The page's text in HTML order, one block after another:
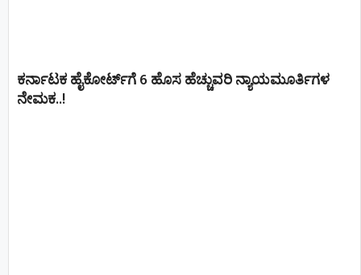
ಕರ್ನಾಟಕ ಹೈಕೋರ್ಟ್‌ಗೆ 6 ಹೊಸ ಹೆಚ್ಚುವರಿ ನ್ಯಾಯಮೂರ್ತಿಗಳ
ನೇಮಕ..!